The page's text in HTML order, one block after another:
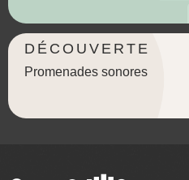
DÉCOUVERTE
Promenades sonores